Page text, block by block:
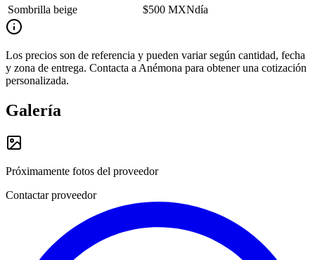
Sombrilla beige
$500 MXNdía
Los precios son de referencia y pueden variar según cantidad, fecha
y zona de entrega. Contacta a Anémona para obtener una cotización
personalizada.
Galería
Próximamente fotos del proveedor
Contactar proveedor